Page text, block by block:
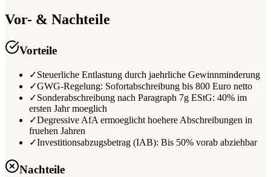
Vor- & Nachteile
Vorteile
✓Steuerliche Entlastung durch jaehrliche Gewinnminderung
✓GWG-Regelung: Sofortabschreibung bis 800 Euro netto
✓Sonderabschreibung nach Paragraph 7g EStG: 40% im
ersten Jahr moeglich
✓Degressive AfA ermoeglicht hoehere Abschreibungen in
fruehen Jahren
✓Investitionsabzugsbetrag (IAB): Bis 50% vorab abziehbar
Nachteile